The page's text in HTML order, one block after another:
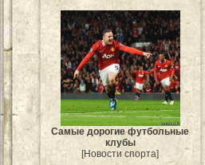
Самые дорогие футбольные
клубы
[Новости спорта]